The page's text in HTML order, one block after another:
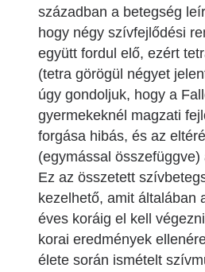
században a betegség
hogy négy szívfejlődési
együtt fordul elő, ezért
(tetra görögül négyet
úgy gondoljuk, hogy a
gyermekeknél magzati
forgása hibás, és az
(egymással összefüggve)
Ez az összetett
kezelhető, amit általában
éves koráig el kell
korai eredmények
élete során ismételt